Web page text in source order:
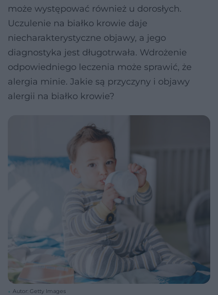
może występować również u dorosłych.
Uczulenie na białko krowie daje
niecharakterystyczne objawy, a jego
diagnostyka jest długotrwała. Wdrożenie
odpowiedniego leczenia może sprawić, że
alergia minie. Jakie są przyczyny i objawy
alergii na białko krowie?
Autor: Getty Images